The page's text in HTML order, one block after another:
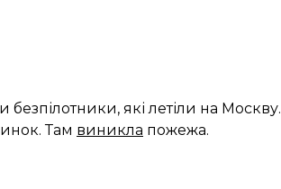
які летіли на Москву.
Там виникла пожежа.